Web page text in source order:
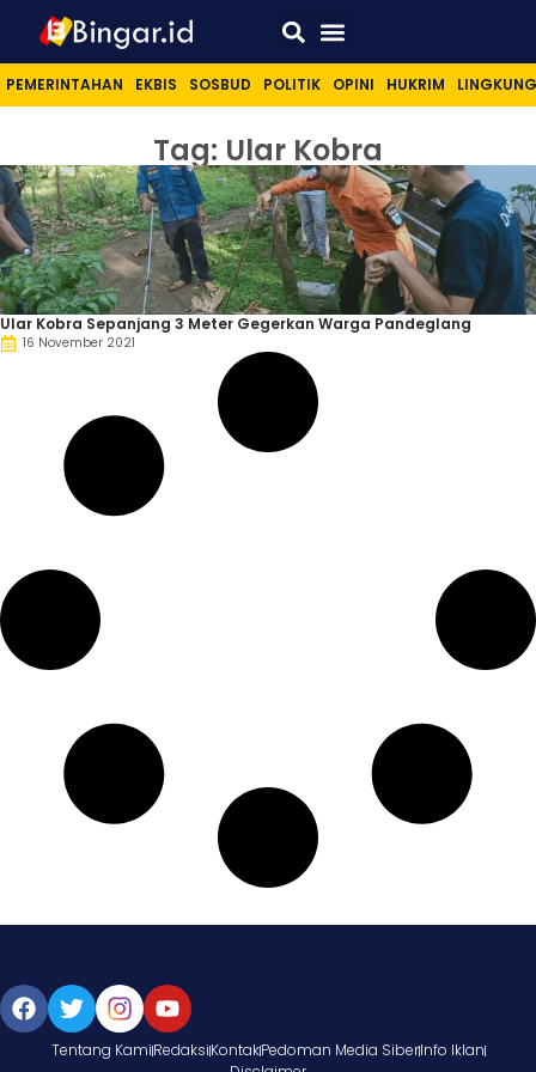
PEMERINTAHAN EKBIS SOSBUD POLITIK OPINI HUKRIM
Tag: Ular Kobra
Ular Kobra Sepanjang 3 Meter Gegerkan Warga Pandeglang
16 November 2021
Tentang KamiRedaksiKontakPedoman Media SiberInfo Iklan